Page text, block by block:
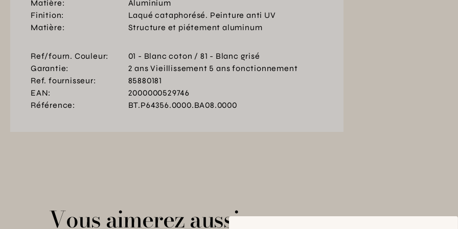
Matière:
Aluminium
Finition:
Laqué cataphorésé. Peinture anti UV
Matière:
Structure et piétement aluminum
Ref/fourn. Couleur:
01 - Blanc coton / 81 - Blanc grisé
Garantie:
2 ans Vieillissement 5 ans fonctionnement
Ref. fournisseur:
85880181
EAN:
2000000529746
Référence:
BT.P64356.0000.BA08.0000
Vous aimerez aussi